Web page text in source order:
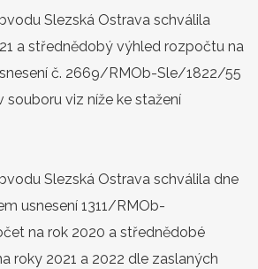
Slezská Ostrava schválila
a střednědobý výhled rozpočtu na
č. 2669/RMOb-Sle/1822/55
souboru viz níže ke stažení
Slezská Ostrava schválila dne
usnesení 1311/RMOb-
na rok 2020 a střednědobé
roky 2021 a 2022 dle zaslaných